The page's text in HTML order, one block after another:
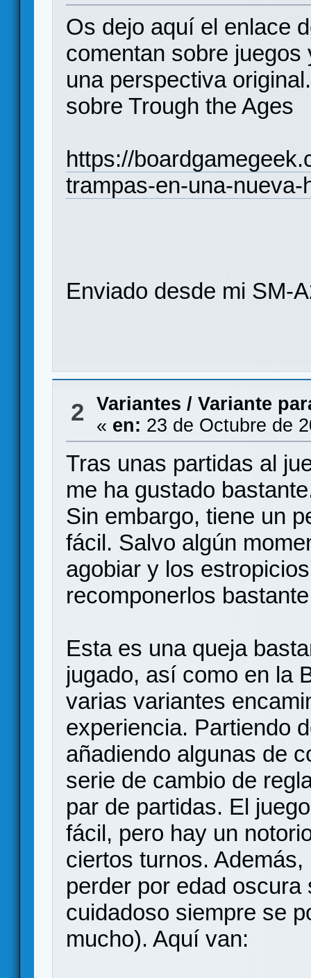
Os dejo aquí el enlace
comentan sobre
una perspectiva
sobre Trough the Ages
https://
trampas-en-una-nueva-
Enviado desde mi SM-
2 Variantes / Variante
« en: 23 de Octubre de
Tras unas partidas al
me ha gustado
Sin embargo, tiene un
fácil. Salvo algún
agobiar y los
recomponerlos
Esta es una queja
jugado, así como en la
varias variantes
experiencia. Partiendo
añadiendo algunas de
serie de cambio de
par de partidas. El
fácil, pero hay un
ciertos turnos.
perder por edad
cuidadoso siempre se
mucho). Aquí van: